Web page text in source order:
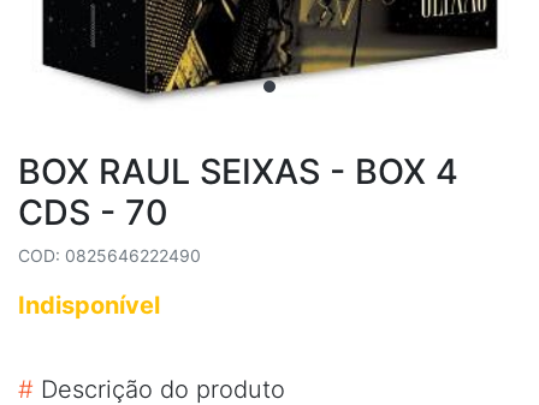
BOX RAUL SEIXAS - BOX 4
CDS - 70
COD: 0825646222490
Indisponível
# Descrição do produto